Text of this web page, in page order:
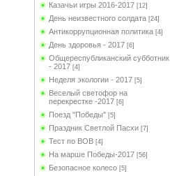
Казачьи игры 2016-2017 [12]
День неизвестного солдата [24]
Антикоррупционная политика [4]
День здоровья - 2017 [6]
Общереспубликанский субботник
- 2017 [4]
Неделя экологии - 2017 [5]
Веселый светофор на
перекрестке -2017 [6]
Поезд "Победы" [5]
Праздник Светлой Пасхи [7]
Тест по ВОВ [4]
На марше Победы-2017 [56]
Безопасное колесо [5]